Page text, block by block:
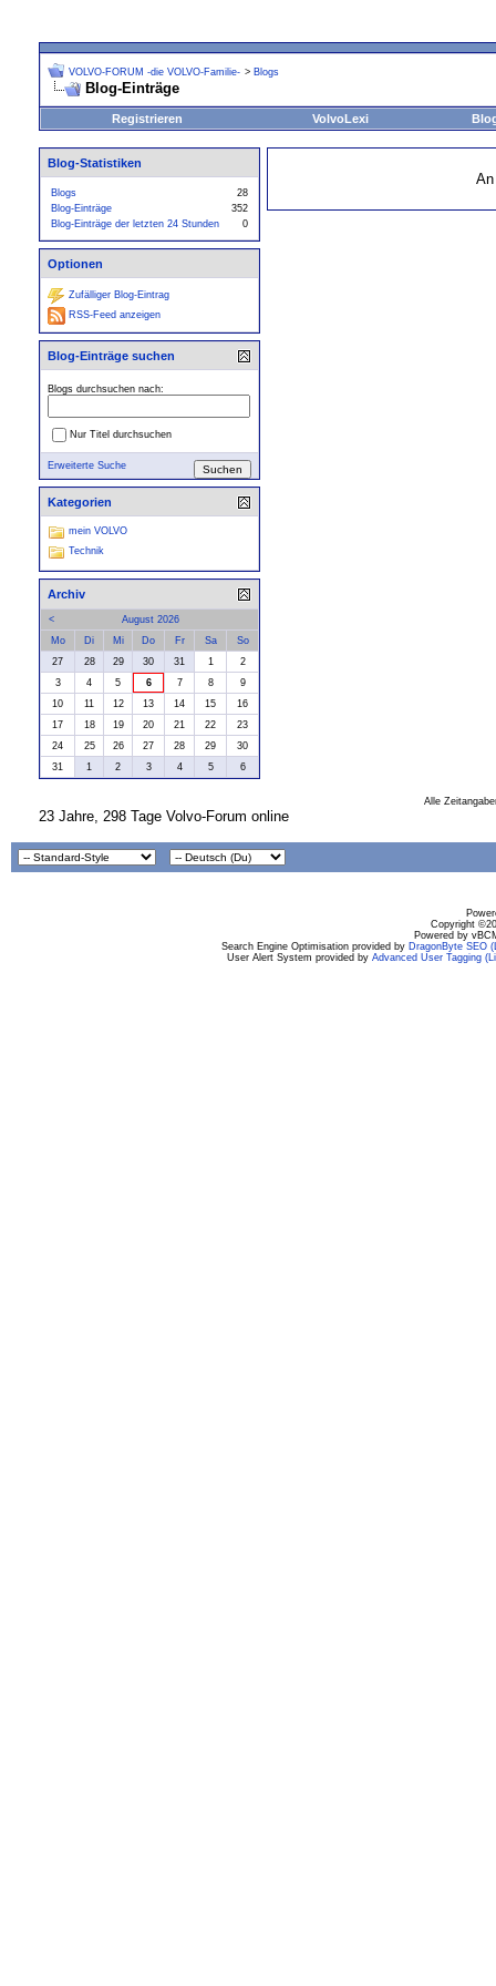
VOLVO-FORUM -die VOLVO-Familie- > Blogs
Blog-Einträge
Registrieren VolvoLexi
Blog-Statistiken
Blogs
28
Blog-Einträge
352
Blog-Einträge der letzten 24 Stunden
0
Optionen
Zufälliger Blog-Eintrag
RSS-Feed anzeigen
Blog-Einträge suchen
Blogs durchsuchen nach:
Nur Titel durchsuchen
Erweiterte Suche
Kategorien
mein VOLVO
Technik
Archiv
<
August 2026
Mo
Di Mi Do Fr Sa
So
27
28 29 30 31 1
2
3
4 5 6 7 8
9
10
11 12 13 14 15
16
17
18 19 20 21 22
23
24
25 26 27 28 29
30
31
1 2 3 4 5 6
Alle
23 Jahre, 298 Tage Volvo-Forum online
Copyright
Powered by
Search Engine Optimisation provided by DragonByte SEO
User Alert System provided by Advanced User Tagging